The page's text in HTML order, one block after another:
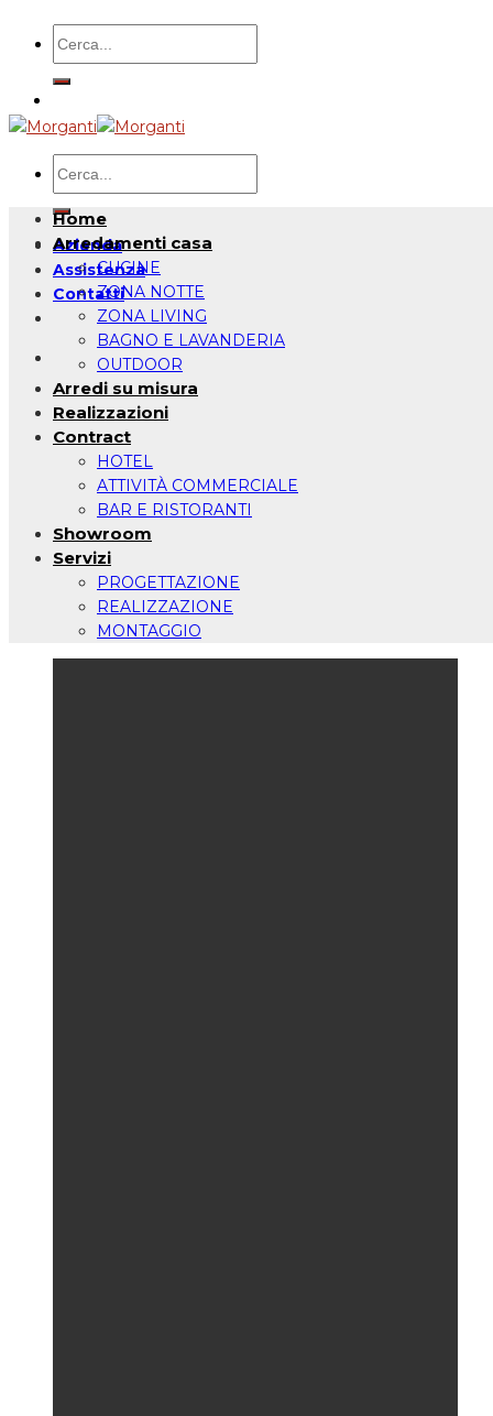
contenuti
Cerca:
Cerca:
Azienda
Assistenza
Contatti
Home
Arredamenti casa
CUCINE
ZONA NOTTE
ZONA LIVING
BAGNO E LAVANDERIA
OUTDOOR
Arredi su misura
Realizzazioni
Contract
HOTEL
ATTIVITÀ COMMERCIALE
BAR E RISTORANTI
Showroom
Servizi
PROGETTAZIONE
REALIZZAZIONE
MONTAGGIO